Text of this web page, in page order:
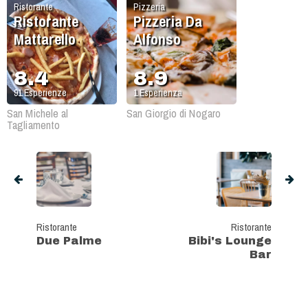
Ristorante
Ristorante
Mattarello
8.4
91Esperienze
San Michele al
Tagliamento
Pizzeria
Pizzeria Da
Alfonso
8.9
1Esperienza
San Giorgio di Nogaro
Ristorante
Due Palme
Ristorante
Bibi's Lounge
Bar